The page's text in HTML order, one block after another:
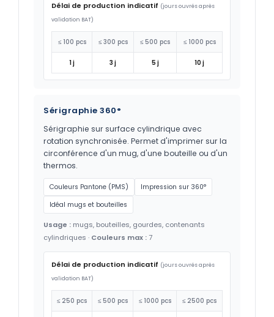
Délai de production indicatif (jours ouvrés après
validation BAT)
≤ 100 pcs ≤ 300 pcs ≤ 500 pcs ≤ 1000 pcs
1 j 3 j 5 j 10 j
Sérigraphie 360°
Sérigraphie sur surface cylindrique avec
rotation synchronisée. Permet d'imprimer sur la
circonférence d'un mug, d'une bouteille ou d'un
thermos.
Couleurs Pantone (PMS)
Impression sur 360°
Idéal mugs et bouteilles
Usage : mugs, bouteilles, gourdes, contenants
cylindriques · Couleurs max :7
Délai de production indicatif (jours ouvrés après
validation BAT)
≤ 250 pcs ≤ 500 pcs ≤ 1000 pcs ≤ 2500 pcs